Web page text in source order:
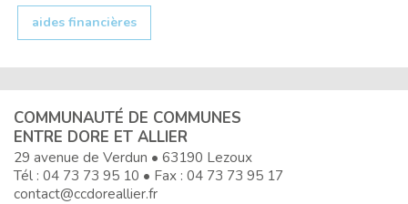
aides financières
COMMUNAUTÉ DE COMMUNES
ENTRE DORE ET ALLIER
29 avenue de Verdun • 63190 Lezoux
Tél : 04 73 73 95 10 • Fax : 04 73 73 95 17
contact@ccdoreallier.fr